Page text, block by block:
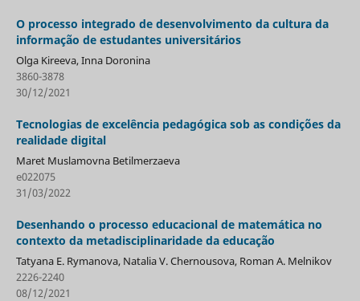
O processo integrado de desenvolvimento da cultura da
informação de estudantes universitários
Olga Kireeva, Inna Doronina
3860-3878
30/12/2021
Tecnologias de excelência pedagógica sob as condições da
realidade digital
Maret Muslamovna Betilmerzaeva
e022075
31/03/2022
Desenhando o processo educacional de matemática no
contexto da metadisciplinaridade da educação
Tatyana E. Rymanova, Natalia V. Chernousova, Roman A. Melnikov
2226-2240
08/12/2021